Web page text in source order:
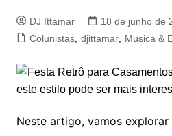
DJ Ittamar 18 de junho de
Colunistas, djittamar, Musica &
Neste artigo, vamos